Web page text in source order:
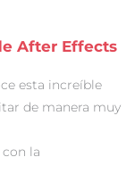
After Effects
esta increíble
de manera muy
con la